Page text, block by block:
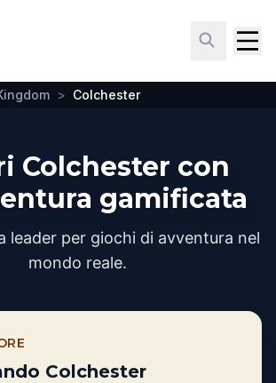
> Colchester
Colchester con
gamificata
leader per giochi di avventura nel
mondo reale.
Colchester